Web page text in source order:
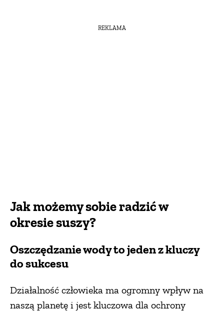
REKLAMA
Jak możemy sobie radzić w
okresie suszy?
Oszczędzanie wody to jeden z kluczy
do sukcesu
Działalność człowieka ma ogromny wpływ na
naszą planetę i jest kluczowa dla ochrony